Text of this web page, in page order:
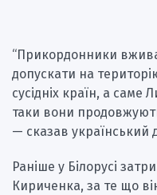
“Прикордонники
допускати на
сусідніх країн, а саме
таки вони
— сказав український
Раніше у Білорусі
Кириченка, за те що